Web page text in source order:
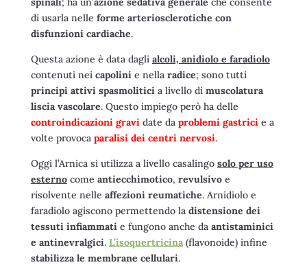
di usarla nelle forme arteriosclerotiche con
disfunzioni cardiache.
Questa azione è data dagli alcoli, anidiolo e faradiolo
contenuti nei capolinie nella radice; sono tutti
principi attivi spasmoliticia livello di muscolatura
liscia vascolare. Questo impiego però ha delle
controindicazioni gravidate da problemi gastricie a
volte provoca paralisi dei centri nervosi.
Oggi l’Arnica si utilizza a livello casalingo solo per uso
esternocome antiecchimotico, revulsivoe
risolvente nelle affezioni reumatiche. Arnidiolo e
faradiolo agiscono permettendo la distensione dei
tessuti infiammatie fungono anche da antistaminici
e antinevralgici. L’isoquertricina(flavonoide) infine
stabilizza le membrane cellulari.